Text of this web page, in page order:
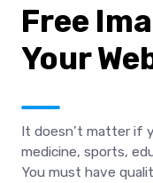
Free
Your
It doesn’t matter if
medicine, sports,
You must have